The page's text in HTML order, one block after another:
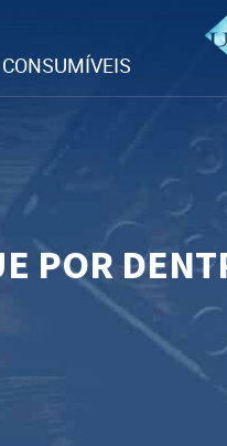
CONSUMÍVEIS
POR